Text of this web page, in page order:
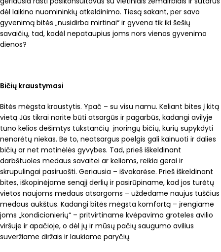
dėl laikino nuomininkių atkeldinimo. Tiesą sakant, per savo
gyvenimą bitės „nusidirba mirtinai“ ir gyvena tik iki šešių
savaičių, tad, kodėl nepataupius joms nors vienos gyvenimo
dienos?
Bičių kraustymasi
Bitės mėgsta kraustytis. Ypač – su visu namu. Keliant bites į kitą
vietą Jūs tikrai norite būti atsargūs ir pagarbūs, kadangi avilyje
tūno kelios dešimtys tūkstančių įnoringų bičių, kurių supykdyti
nenorėtų niekas. Be to, neatsargus poelgis gali kainuoti ir dalies
bičių ar net motinėlės gyvybes. Tad, prieš iškeldinant
darbštuoles medaus savaitei ar kelioms, reikia gerai ir
skrupulingai pasiruošti. Geriausia – išvakarėse. Prieš iškeldinant
bites, iškopinėjame senąjį derlių ir pasirūpiname, kad jos turėtų
vietos naujoms medaus atsargoms – uždedame naujus tuščius
medaus aukštus. Kadangi bitės mėgsta komfortą – įrengiame
joms „kondicionierių“ – pritvirtiname kvėpavimo groteles avilio
viršuje ir apačioje, o dėl jų ir mūsų pačių saugumo avilius
suveržiame diržais ir laukiame paryčių.